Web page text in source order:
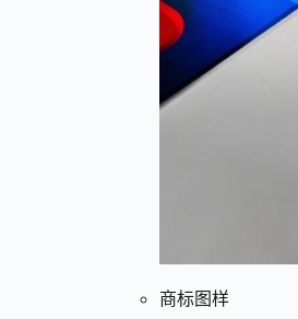
商标图样